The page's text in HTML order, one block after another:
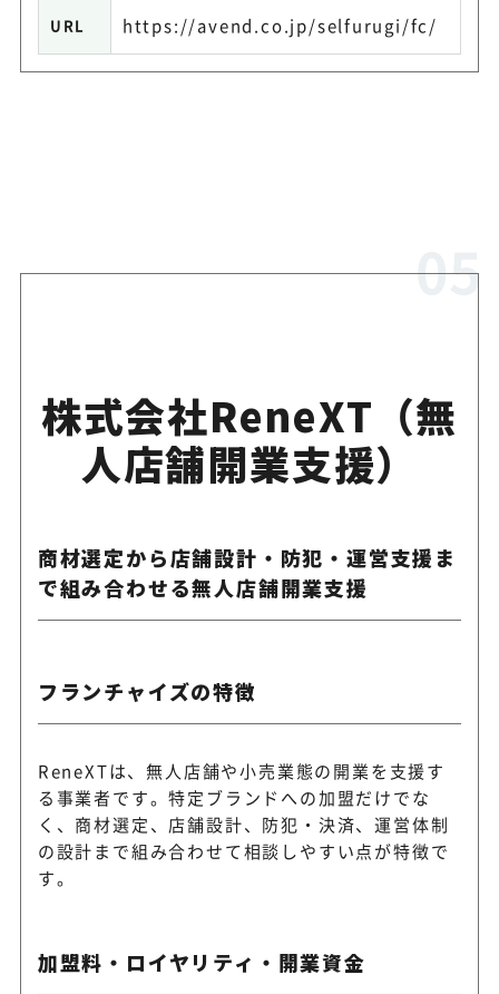
URL https://avend.co.jp/selfurugi/fc/
株式会社ReneXT（無
人店舗開業支援）
商材選定から店舗設計・防犯・運営支援ま
で組み合わせる無人店舗開業支援
フランチャイズの特徴
ReneXTは、無人店舗や小売業態の開業を支援す
る事業者です。特定ブランドへの加盟だけでな
く、商材選定、店舗設計、防犯・決済、運営体制
の設計まで組み合わせて相談しやすい点が特徴で
す。
加盟料・ロイヤリティ・開業資金